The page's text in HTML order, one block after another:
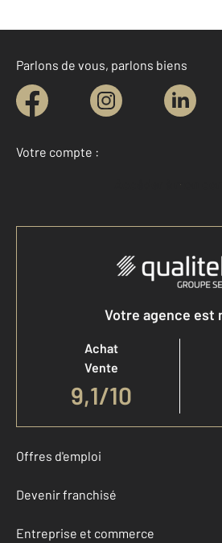
Parlons de vous, parlons biens
Votre compte :
Accéder à mon
Votre agence est
Achat
Vente
9,1/10
Offres d'emploi
Devenir franchisé
Entreprise et commerce